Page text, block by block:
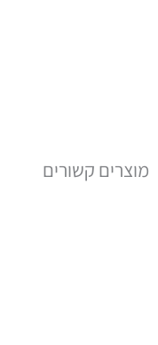
מוצרים קשורים